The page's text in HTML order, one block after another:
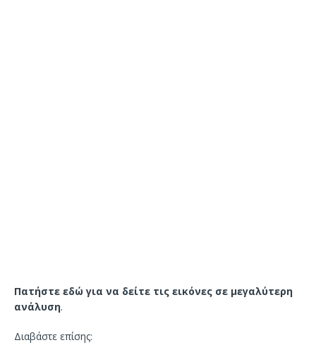
Πατήστε εδώ για να δείτε τις εικόνες σε μεγαλύτερη
ανάλυση.
Διαβάστε επίσης: